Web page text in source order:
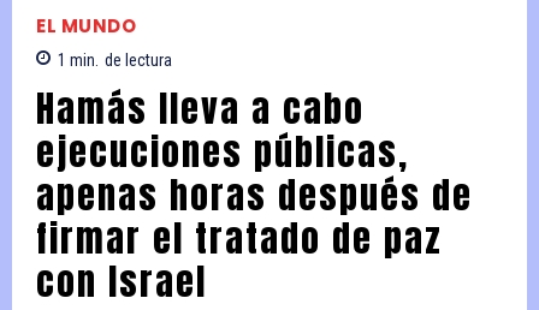
EL MUNDO
1 min. de lectura
Hamás lleva a cabo
ejecuciones públicas,
apenas horas después de
firmar el tratado de paz
con Israel